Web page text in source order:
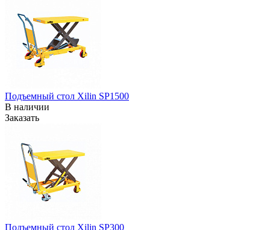
Подъемный стол Xilin SP1500
В наличии
Заказать
Подъемный стол Xilin SP300